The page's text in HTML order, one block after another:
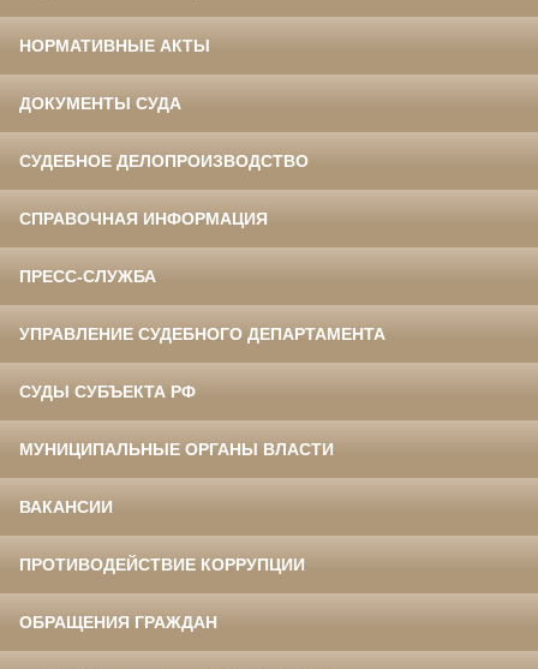
НОРМАТИВНЫЕ АКТЫ
ДОКУМЕНТЫ СУДА
СУДЕБНОЕ ДЕЛОПРОИЗВОДСТВО
СПРАВОЧНАЯ ИНФОРМАЦИЯ
ПРЕСС-СЛУЖБА
УПРАВЛЕНИЕ СУДЕБНОГО ДЕПАРТАМЕНТА
СУДЫ СУБЪЕКТА РФ
МУНИЦИПАЛЬНЫЕ ОРГАНЫ ВЛАСТИ
ВАКАНСИИ
ПРОТИВОДЕЙСТВИЕ КОРРУПЦИИ
ОБРАЩЕНИЯ ГРАЖДАН